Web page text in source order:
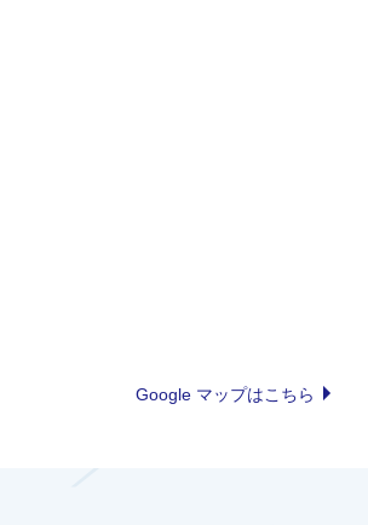
Google マップはこちら